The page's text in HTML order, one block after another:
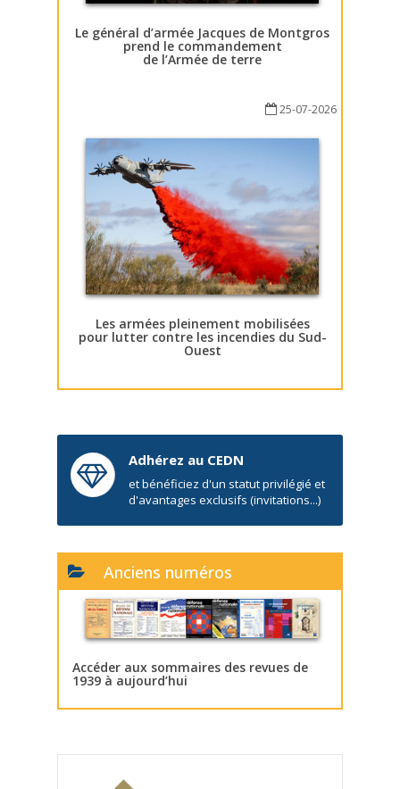
Le général d’armée Jacques de Montgros
prend le commandement
de l’Armée de terre
25-07-2026
Les armées pleinement mobilisées
pour lutter contre les incendies du Sud-
Ouest
Adhérez au CEDN
et bénéficiez d'un statut privilégié et
d'avantages exclusifs (invitations...)
Anciens numéros
Accéder aux sommaires des revues de
1939 à aujourd’hui